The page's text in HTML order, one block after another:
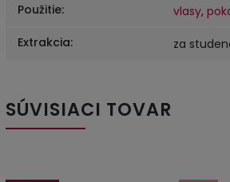
Použitie: vlasy,
Extrakcia: za
SÚVISIACI TOVAR